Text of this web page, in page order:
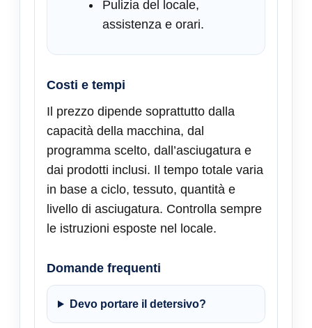
Pulizia del locale,
assistenza e orari.
Costi e tempi
Il prezzo dipende soprattutto dalla
capacità della macchina, dal
programma scelto, dall’asciugatura e
dai prodotti inclusi. Il tempo totale varia
in base a ciclo, tessuto, quantità e
livello di asciugatura. Controlla sempre
le istruzioni esposte nel locale.
Domande frequenti
Devo portare il detersivo?